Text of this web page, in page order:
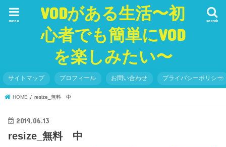
VODがある生活〜初
心者でも簡単にVOD
を楽しみたい〜
search
menu
サイトマップ プロフィール お問い合わせ プライバシーポリシー
HOME resize_無料 中
2019.06.13
resize_無料 中